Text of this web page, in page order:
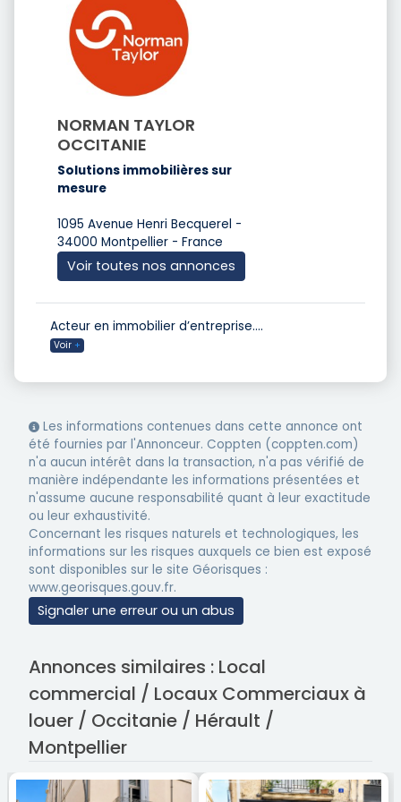
NORMAN TAYLOR
OCCITANIE
Solutions immobilières sur
mesure
1095 Avenue Henri Becquerel -
34000 Montpellier - France
Voir toutes nos annonces
Acteur en immobilier d’entreprise....
Voir +
Les informations contenues dans cette annonce ont
été fournies par l'Annonceur. Coppten (coppten.com)
n'a aucun intérêt dans la transaction, n'a pas vérifié de
manière indépendante les informations présentées et
n'assume aucune responsabilité quant à leur exactitude
ou leur exhaustivité.
Concernant les risques naturels et technologiques, les
informations sur les risques auxquels ce bien est exposé
sont disponibles sur le site Géorisques :
www.georisques.gouv.fr.
Signaler une erreur ou un abus
Annonces similaires : Local
commercial / Locaux Commerciaux à
louer / Occitanie / Hérault /
Montpellier